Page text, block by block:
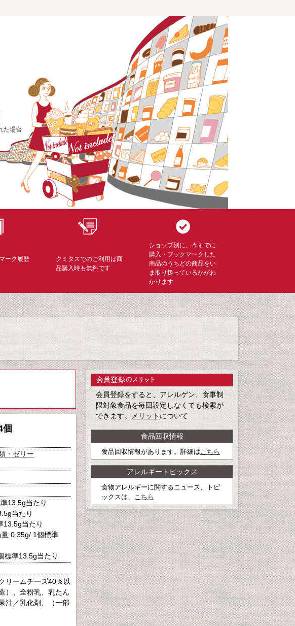
た場合
ーク履歴
クミタスでのご利用は商
品購入時も無料です
ショップ別に、今までに
購入・ブックマークした
商品のうちどの商品をい
ま取り扱っているかがわ
かります
個
・ゼリー
13.5g当たり
当たり
当たり
0.35g/ 1個標準
準13.5g当たり
リームチーズ40％以
）、全粉乳、乳たん
汁／乳化剤、（一部
会員登録をすると、アレルゲン、食事制
限対象食品を毎回設定しなくても検索が
できます。メリットについて
食品回収情報
食品回収情報があります。詳細は こちら
アレルギートピックス
食物アレルギーに関するニュース、トピ
ックスは、
こちら